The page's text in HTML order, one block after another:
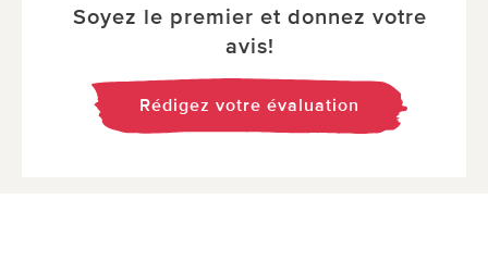
Soyez le premier et donnez votre
avis!
Rédigez votre évaluation